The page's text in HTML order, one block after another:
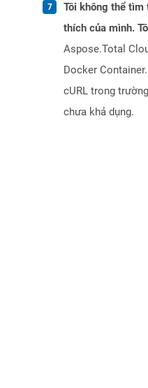
Tôi không thể tìm
thích của mình.
Aspose.Total
Docker
cURL trong
chưa khả dụng.